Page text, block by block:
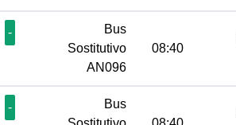
-
Bus
Sostitutivo
AN096
08:40
-
Bus